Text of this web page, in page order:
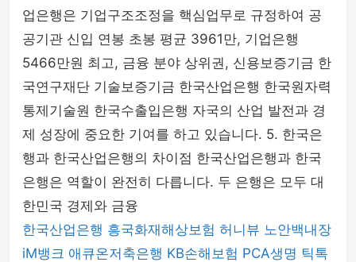
업은행은 기업구조조정을 핵심업무로 규정하여 공
공기관 신입 연봉 초봉 평균 3961만, 기업은행
5466만원 최고, 금융 분야 상위권, 신용보증기금 한
국연구재단 기술보증기금 한국산업은행 한국원자력
통제기술원 한국수출입은행 자국의 산업 발전과 경
제 성장에 중요한 기여를 하고 있습니다. 5. 한국은
행과 한국산업은행의 차이점 한국산업은행과 한국
은행은 역할이 완전히 다릅니다. 두 은행은 모두 대
한민국 경제와 금융
한국산업은행 흥국화재해상보험 허니뷰 노안백내장
iM뱅크 애큐온저축은행 KB손해보험 PCA생명 틱톡